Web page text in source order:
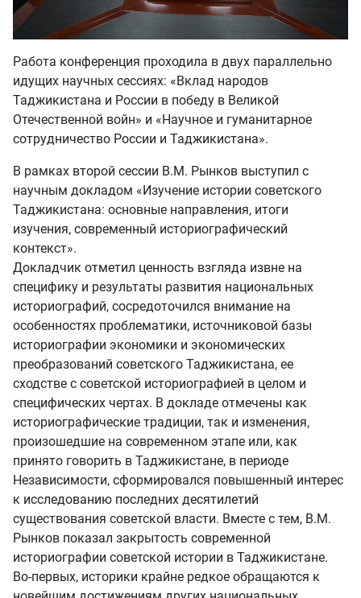
Работа конференция проходила в двух параллельно
идущих научных сессиях: «Вклад народов
Таджикистана и России в победу в Великой
Отечественной войн» и «Научное и гуманитарное
сотрудничество России и Таджикистана».
В рамках второй сессии В.М. Рынков выступил с
научным докладом «Изучение истории советского
Таджикистана: основные направления, итоги
изучения, современный историографический
контекст».
Докладчик отметил ценность взгляда извне на
специфику и результаты развития национальных
историографий, сосредоточился внимание на
особенностях проблематики, источниковой базы
историографии экономики и экономических
преобразований советского Таджикистана, ее
сходстве с советской историографией в целом и
специфических чертах. В докладе отмечены как
историографические традиции, так и изменения,
произошедшие на современном этапе или, как
принято говорить в Таджикистане, в периоде
Независимости, сформировался повышенный интерес
к исследованию последних десятилетий
существования советской власти. Вместе с тем, В.М.
Рынков показал закрытость современной
историографии советской истории в Таджикистане.
Во-первых, историки крайне редкое обращаются к